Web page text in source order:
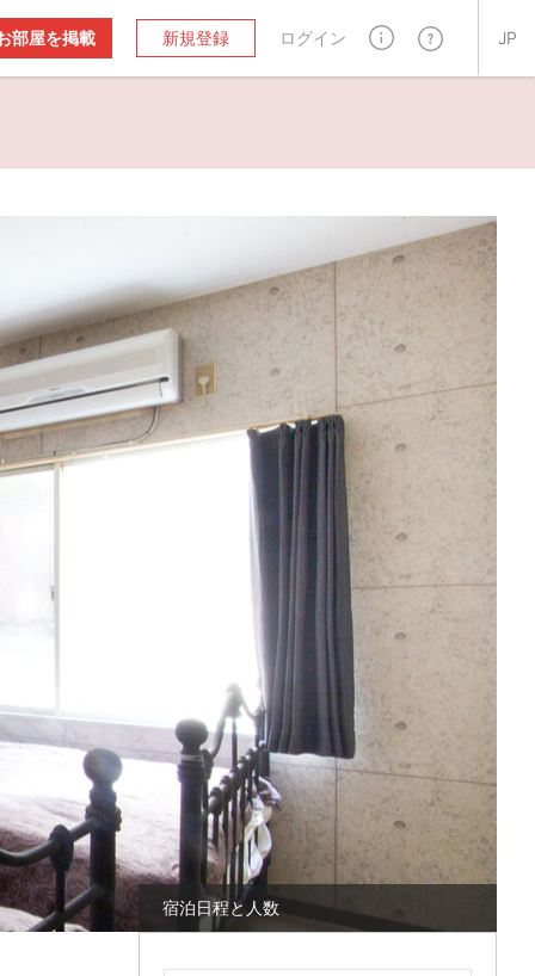
部屋を掲載 新規登録 ログイン JP
宿泊日程と人数